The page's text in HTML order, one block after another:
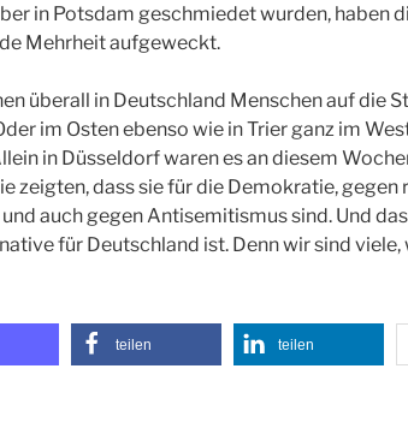
in Potsdam geschmiedet wurden, haben
Mehrheit aufgeweckt.
überall in Deutschland Menschen auf die
im Osten ebenso wie in Trier ganz im
in Düsseldorf waren es an diesem
zeigten, dass sie für die Demokratie, gegen
auch gegen Antisemitismus sind. Und
für Deutschland ist. Denn wir sind viele,
teilen teilen